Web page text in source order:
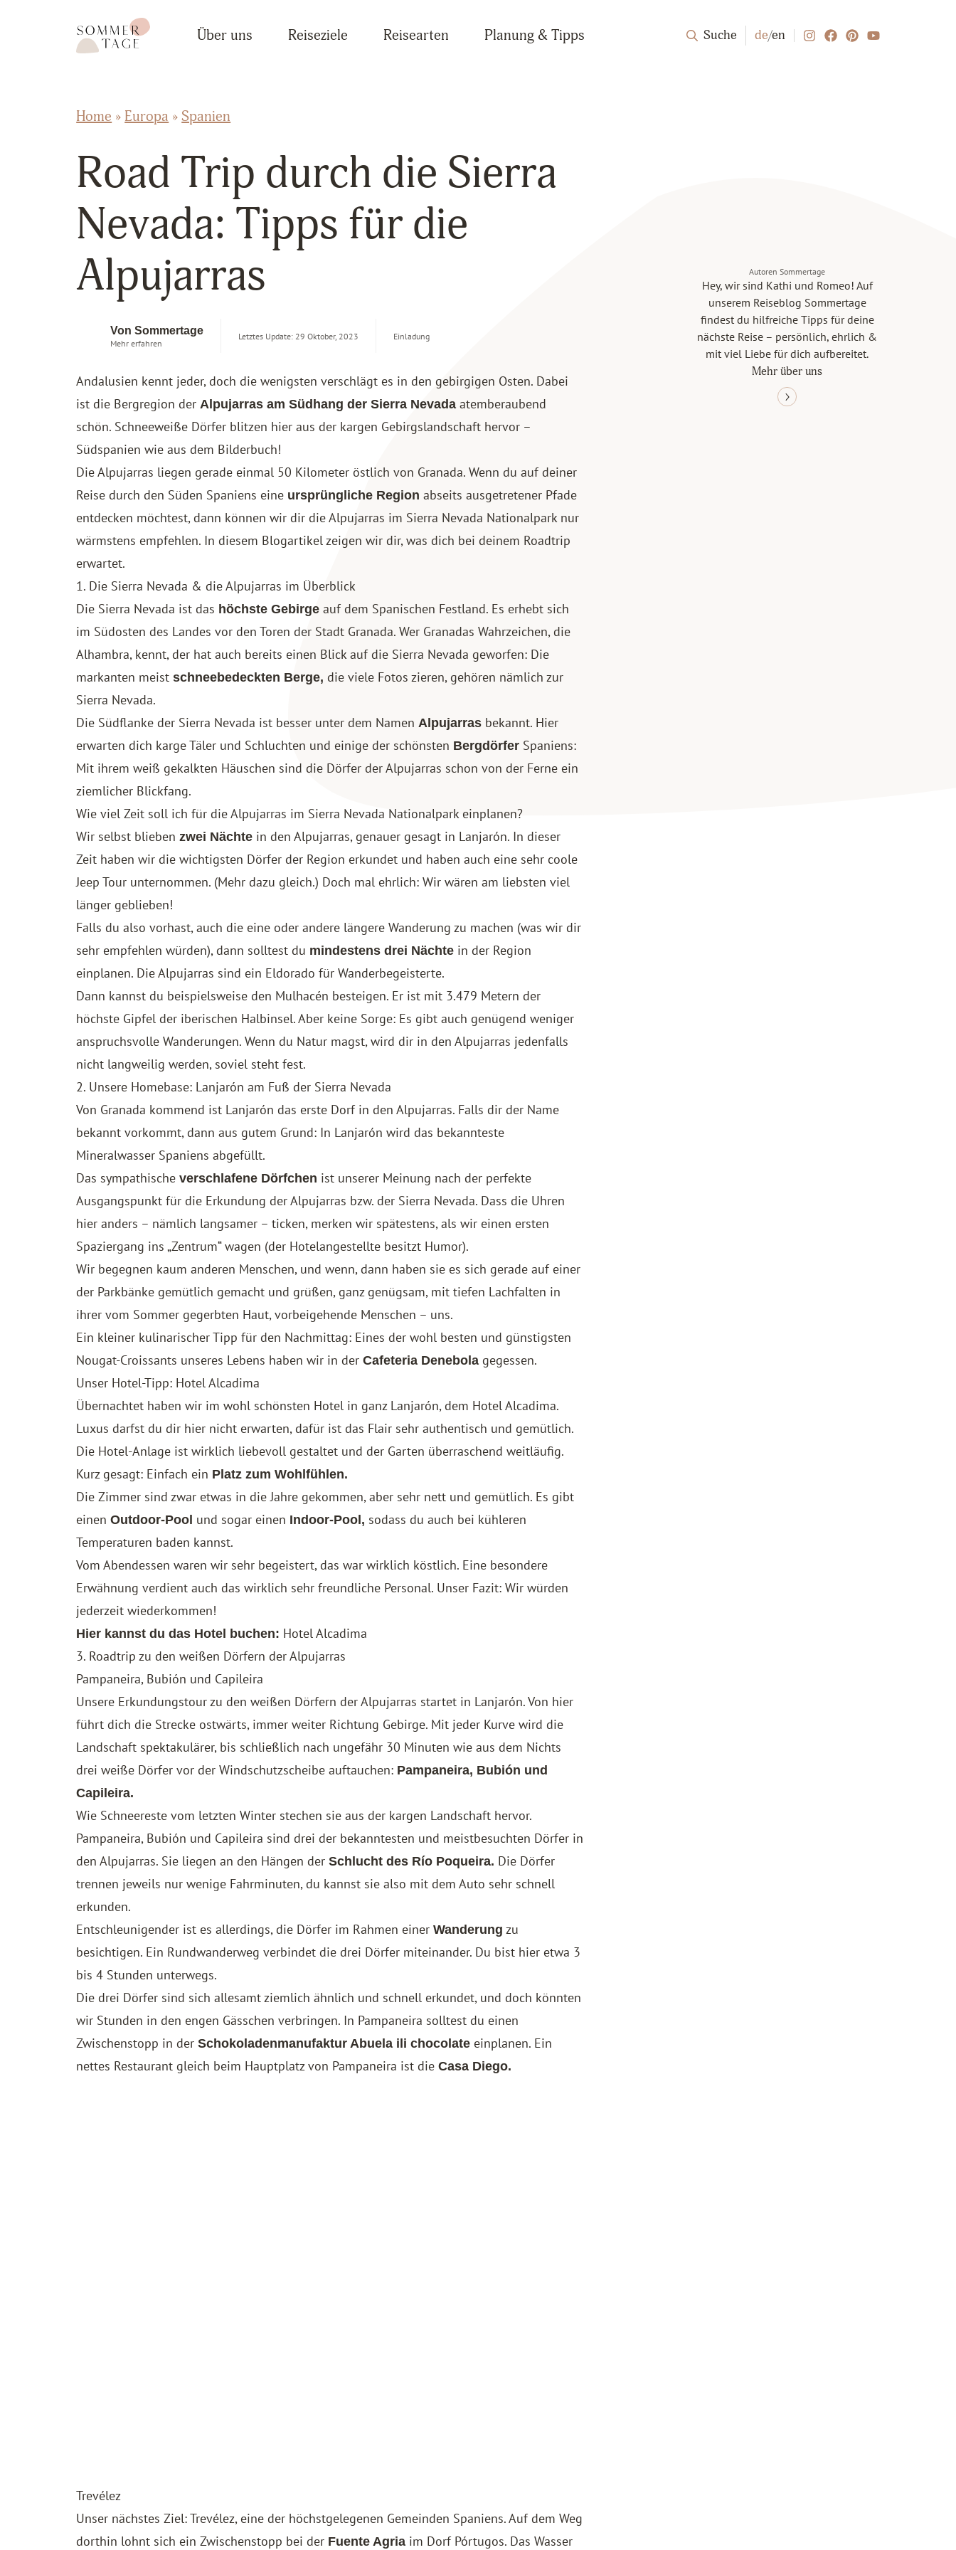
Sommertage - Der Reiseblog aus Österreich
Über uns Reiseziele Reisearten Planung & Tipps Suche de/en
Home » Europa »Spanien
Road Trip durch die Sierra
Nevada: Tipps für die
Alpujarras
Von Sommertage
Mehr erfahren
Letztes Update: 29 Oktober, 2023 Einladung
Andalusien kennt jeder, doch die wenigsten verschlägt es in den gebirgigen Osten. Dabei
ist die Bergregion derAlpujarras am Südhang der Sierra Nevada atemberaubend
schön. Schneeweiße Dörfer blitzen hier aus der kargen Gebirgslandschaft hervor –
Südspanien wie aus dem Bilderbuch!
Die Alpujarras liegen gerade einmal 50 Kilometer östlich von Granada. Wenn du auf deiner
Reise durch den Süden Spaniens eine ursprüngliche Regionabseits ausgetretener Pfade
entdecken möchtest, dann können wir dir die Alpujarras im Sierra Nevada Nationalpark nur
wärmstens empfehlen. In diesem Blogartikel zeigen wir dir, was dich bei deinem Roadtrip
erwartet.
1. Die Sierra Nevada & die Alpujarras im Überblick
Die Sierra Nevada ist das höchste Gebirge auf dem Spanischen Festland. Es erhebt sich
im Südosten des Landes vor den Toren der Stadt Granada. Wer Granadas Wahrzeichen, die
Alhambra, kennt, der hat auch bereits einen Blick auf die Sierra Nevada geworfen: Die
markanten meistschneebedeckten Berge, die viele Fotos zieren, gehören nämlich zur
Sierra Nevada.
Die Südflanke der Sierra Nevada ist besser unter dem NamenAlpujarras bekannt. Hier
erwarten dich karge Täler und Schluchten und einige der schönsten Bergdörfer Spaniens:
Mit ihrem weiß gekalkten Häuschen sind die Dörfer der Alpujarras schon von der Ferne ein
ziemlicher Blickfang.
Wie viel Zeit soll ich für die Alpujarras im Sierra Nevada Nationalpark einplanen?
Wir selbst bliebenzwei Nächte in den Alpujarras, genauer gesagt in Lanjarón. In dieser
Zeit haben wir die wichtigsten Dörfer der Region erkundet und haben auch eine sehr coole
Jeep Tour unternommen. (Mehr dazu gleich.) Doch mal ehrlich: Wir wären am liebsten viel
länger geblieben!
Falls du also vorhast, auch die eine oder andere längere Wanderung zu machen (was wir dir
sehr empfehlen würden), dann solltest du mindestens drei Nächte in der Region
einplanen. Die Alpujarras sind ein Eldorado für Wanderbegeisterte.
Dann kannst du beispielsweise den Mulhacén besteigen. Er ist mit 3.479 Metern der
höchste Gipfel der iberischen Halbinsel. Aber keine Sorge: Es gibt auch genügend weniger
anspruchsvolle Wanderungen. Wenn du Natur magst, wird dir in den Alpujarras jedenfalls
nicht langweilig werden, soviel steht fest.
2. Unsere Homebase: Lanjarón am Fuß der Sierra Nevada
Von Granada kommend ist Lanjarón das erste Dorf in den Alpujarras. Falls dir der Name
bekannt vorkommt, dann aus gutem Grund: In Lanjarón wird das bekannteste
Mineralwasser Spaniens abgefüllt.
Das sympathischeverschlafene Dörfchen ist unserer Meinung nach der perfekte
Ausgangspunkt für die Erkundung der Alpujarras bzw. der Sierra Nevada. Dass die Uhren
hier anders – nämlich langsamer – ticken, merken wir spätestens, als wir einen ersten
Spaziergang ins „Zentrum“ wagen (der Hotelangestellte besitzt Humor).
Wir begegnen kaum anderen Menschen, und wenn, dann haben sie es sich gerade auf einer
der Parkbänke gemütlich gemacht und grüßen, ganz genügsam, mit tiefen Lachfalten in
ihrer vom Sommer gegerbten Haut, vorbeigehende Menschen – uns.
Ein kleiner kulinarischer Tipp für den Nachmittag: Eines der wohl besten und günstigsten
Nougat-Croissants unseres Lebens haben wir in derCafeteria Denebola gegessen.
Unser Hotel-Tipp: Hotel Alcadima
Übernachtet haben wir im wohl schönsten Hotel in ganz Lanjarón, dem Hotel Alcadima.
Luxus darfst du dir hier nicht erwarten, dafür ist das Flair sehr authentisch und gemütlich.
Die Hotel-Anlage ist wirklich liebevoll gestaltet und der Garten überraschend weitläufig.
Kurz gesagt: Einfach ein Platz zum Wohlfühlen.
Die Zimmer sind zwar etwas in die Jahre gekommen, aber sehr nett und gemütlich. Es gibt
einenOutdoor-Pool und sogar einen Indoor-Pool, sodass du auch bei kühleren
Temperaturen baden kannst.
Vom Abendessen waren wir sehr begeistert, das war wirklich köstlich. Eine besondere
Erwähnung verdient auch das wirklich sehr freundliche Personal. Unser Fazit: Wir würden
jederzeit wiederkommen!
Hier kannst du das Hotel buchen: Hotel Alcadima
3. Roadtrip zu den weißen Dörfern der Alpujarras
Pampaneira, Bubión und Capileira
Unsere Erkundungstour zu den weißen Dörfern der Alpujarras startet in Lanjarón. Von hier
führt dich die Strecke ostwärts, immer weiter Richtung Gebirge. Mit jeder Kurve wird die
Landschaft spektakulärer, bis schließlich nach ungefähr 30 Minuten wie aus dem Nichts
drei weiße Dörfer vor der Windschutzscheibe auftauchen: Pampaneira, Bubión und
Capileira.
Wie Schneereste vom letzten Winter stechen sie aus der kargen Landschaft hervor.
Pampaneira, Bubión und Capileira sind drei der bekanntesten und meistbesuchten Dörfer in
den Alpujarras. Sie liegen an den Hängen derSchlucht des Río Poqueira. Die Dörfer
trennen jeweils nur wenige Fahrminuten, du kannst sie also mit dem Auto sehr schnell
erkunden.
Entschleunigender ist es allerdings, die Dörfer im Rahmen einerWanderung zu
besichtigen. Ein Rundwanderweg verbindet die drei Dörfer miteinander. Du bist hier etwa 3
bis 4 Stunden unterwegs.
Die drei Dörfer sind sich allesamt ziemlich ähnlich und schnell erkundet, und doch könnten
wir Stunden in den engen Gässchen verbringen. In Pampaneira solltest du einen
Zwischenstopp in derSchokoladenmanufaktur Abuela ili chocolate einplanen. Ein
nettes Restaurant gleich beim Hauptplatz von Pampaneira ist dieCasa Diego.
Trevélez
Unser nächstes Ziel: Trevélez, eine der höchstgelegenen Gemeinden Spaniens. Auf dem Weg
dorthin lohnt sich ein Zwischenstopp bei der Fuente Agria im Dorf Pórtugos. Das Wasser
Autoren Sommertage
Hey, wir sind Kathi und Romeo! Auf
unserem Reiseblog Sommertage
findest du hilfreiche Tipps für deine
nächste Reise – persönlich, ehrlich &
mit viel Liebe für dich aufbereitet.
Mehr über uns